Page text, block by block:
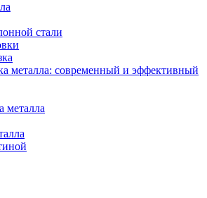
стали
металла: современный и эффективный
металла